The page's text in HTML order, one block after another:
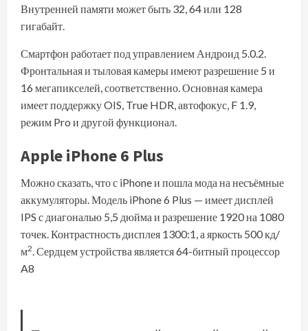
Внутренней памяти может быть 32, 64 или 128
гигабайт.
Смартфон работает под управлением Андроид 5.0.2.
Фронтальная и тыловая камеры имеют разрешение 5 и
16 мегапикселей, соответственно. Основная камера
имеет поддержку OIS, True HDR, автофокус, F 1.9,
режим Pro и другой функционал.
Apple iPhone 6 Plus
Можно сказать, что с iPhone и пошла мода на несъёмные
аккумуляторы. Модель iPhone 6 Plus — имеет дисплей
IPS с диагональю 5,5 дюйма и разрешение 1920 на 1080
точек. Контрастность дисплея 1300:1, а яркость 500 кд/
м2. Сердцем устройства является 64-битный процессор
A8